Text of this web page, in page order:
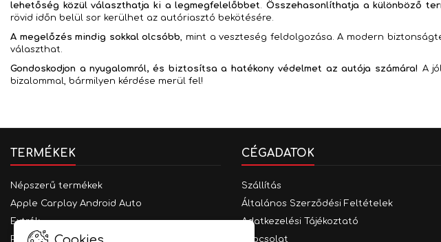
lehetőség közül választhatja ki a legmegfelelőbbet. Összehasonlíthatja a különböző
rövid időn belül sor kerülhet az autóriasztó bekötésére.
A megelőzés mindig sokkal olcsóbb, mint a veszteség feldolgozása. A modern
választhat.
Gondoskodjon a nyugalomról, és biztosítsa a hatékony védelmet az autója számára! A
bizalommal, bármilyen kérdése merül fel!
TERMÉKEK
Népszerű termékek
Apple Carplay Android Auto
Extrák
Parkolást segítő rendszerek
CÉGADATOK
Szállítás
Általános Szerződési Feltételek
Adatkezelési Tájékoztató
Kapcsolat